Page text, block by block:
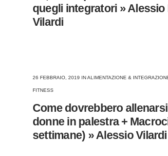
quegli integratori » Alessio
Vilardi
26 FEBBRAIO, 2019 INALIMENTAZIONE &
FITNESS
Come dovrebbero
donne in palestra +
settimane) » Alessio Vilardi